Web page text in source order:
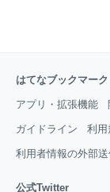
はてなブックマーク
アプリ・拡張機能
ガイドライン 利用
利用者情報の外部
公式Twitter